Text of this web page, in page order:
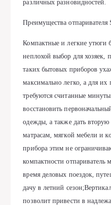
различных разновидностей.
Преимущества отпаривателя
Компактные и легкие утюги
неплохой выбор для хозяек,
таких бытовых приборов
максимально легко, а для их
требуются считанные
восстановить
одежды, а также дать
матрасам, мягкой мебели и
прибора этим не
компактности отпариватель
время деловых поездок,
дачу в летний
позволит привести в